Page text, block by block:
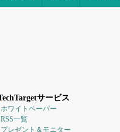
サービス
ホワイトペーパー
RSS一覧
プレゼント＆モニター